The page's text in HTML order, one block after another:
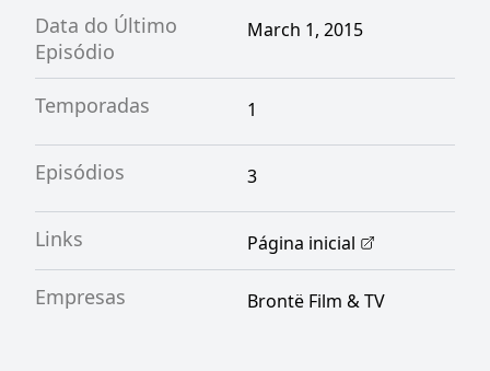
Data do Último
Episódio
March 1, 2015
Temporadas 1
Episódios 3
Links Página inicial
Empresas Brontë Film & TV